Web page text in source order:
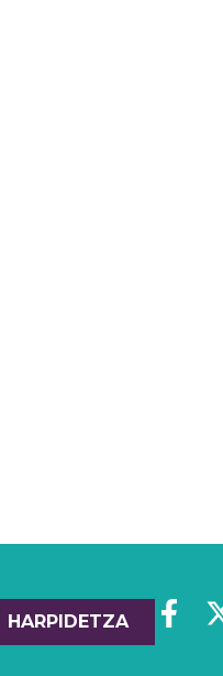
HARPIDETZA